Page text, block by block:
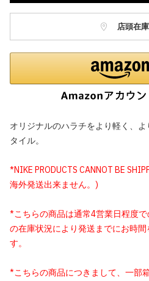
店頭在
オリジナルのハラチをより軽く、
タイル。
*NIKE PRODUCTS CANNOT BE
海外発送出来ません。)
*こちらの商品は通常4営業日程度
の在庫状況により発送までにお時
す。
*こちらの商品につきまして、一部